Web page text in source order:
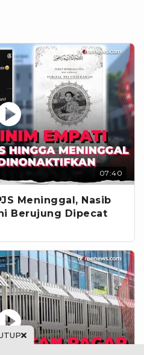
07:40
Meninggal, Nasib
Berujung Dipecat